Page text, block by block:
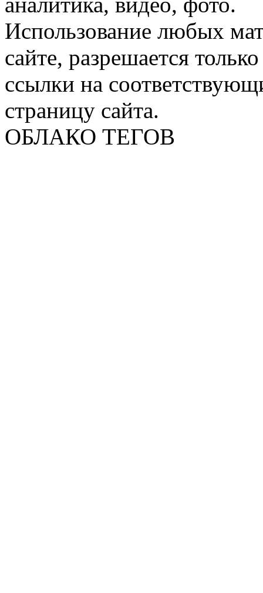
Использование любых
сайте, разрешается
ссылки на
страницу сайта.
ОБЛАКО ТЕГОВ